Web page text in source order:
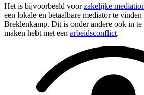
Het is bijvoorbeeld voorzakelijke
een lokale en betaalbare mediator te
Breklenkamp. Dit is onder andere ook in te
maken hebt met een arbeidsconflict.